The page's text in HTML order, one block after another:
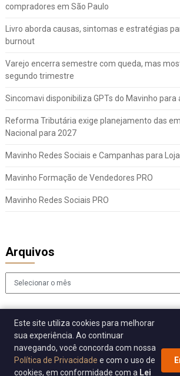
compradores em São Paulo
Livro aborda causas, sintomas e estratégias
burnout
Varejo encerra semestre com queda, mas
segundo trimestre
Sincomavi disponibiliza GPTs do Mavinho para
Reforma Tributária exige planejamento das
Nacional para 2027
Mavinho Redes Sociais e Campanhas para
Mavinho Formação de Vendedores PRO
Mavinho Redes Sociais PRO
Arquivos
Arquivos
Este site utiliza cookies para melhorar
sua experiência. Ao continuar
navegando, você concorda com nossa
Política de Privacidade e com o uso de
cookies, em conformidade com a Lei